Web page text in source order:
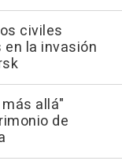
civiles
la invasión
más allá"
de